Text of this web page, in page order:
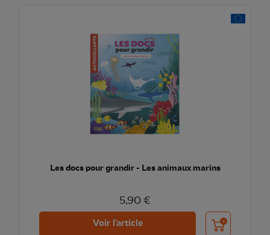
Les docs pour grandir - Les animaux marins
5,90 €
Voir l'article Ajouter au